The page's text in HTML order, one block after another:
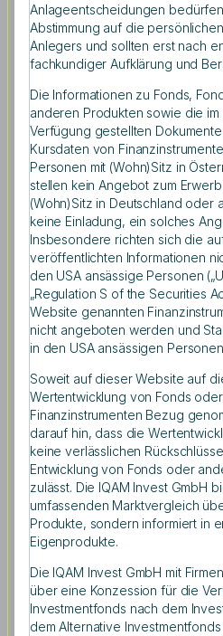
Hochkarätige
Schappelwein (WIFO),
Global Studies,
Dieter (Stiftung
Cathryn Clüver
Stiftung) und Klaus-
am Podium / Finanz- und
Wirtschaftsexperten
von IQAM Invest und
zum investmentforum in
Residenz
Vor welchen
digitale Transformation und
der Wahl – stehen, waren
diesjährigen
IQAM Research Center.
aktuellen Entwicklungen in den
Speziellen China, Indien und
Aktuelles aus dem Asset
und Unternehmensanleihen
Wern, Sprecher der
Anlageentscheidungen
Abstimmung auf die
Anlegers und sollten erst nach
fachkundiger Aufklärung und
Die Informationen zu Fonds,
anderen Produkten sowie die
Verfügung gestellten
Kursdaten von
Personen mit (Wohn)Sitz in
stellen kein Angebot zum
(Wohn)Sitz in Deutschland oder
keine Einladung, ein solches
Insbesondere richten sich die
veröffentlichten Informationen
den USA ansässige Personen
„Regulation S of the Securities
Website genannten
nicht angeboten werden und
in den USA ansässigen
Soweit auf dieser Website auf
Wertentwicklung von Fonds
Finanzinstrumenten Bezug
darauf hin, dass die
keine verlässlichen
Entwicklung von Fonds oder
zulässt. Die IQAM Invest GmbH
umfassenden Marktvergleich
Produkte, sondern informiert in
Eigenprodukte.
Die IQAM Invest GmbH mit
über eine Konzession für die
Investmentfonds nach dem
dem Alternative